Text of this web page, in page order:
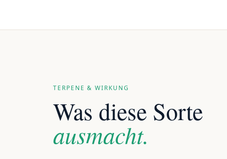
TERPENE & WIRKUNG
Was diese Sorte
ausmacht.